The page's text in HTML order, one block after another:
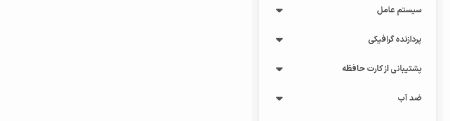
سیستم عامل
پردازنده‌ گرافیکی
پشتیبانی از کارت حافظه
ضد آب